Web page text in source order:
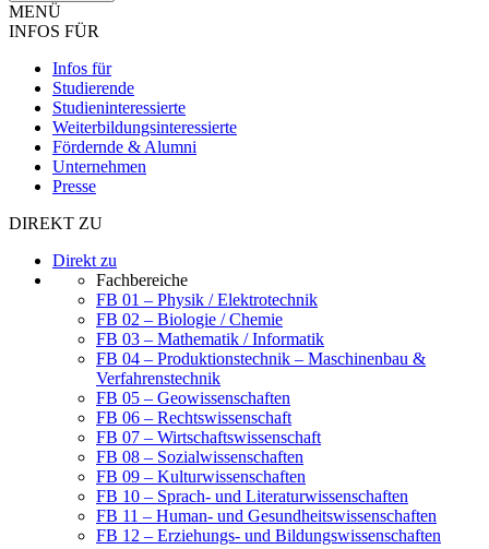
MENÜ
INFOS FÜR
Infos für
Studierende
Studieninteressierte
Weiterbildungsinteressierte
Fördernde & Alumni
Unternehmen
Presse
DIREKT ZU
Direkt zu
Fachbereiche
FB 01 – Physik / Elektrotechnik
FB 02 – Biologie / Chemie
FB 03 – Mathematik / Informatik
FB 04 – Produktionstechnik – Maschinenbau &
Verfahrenstechnik
FB 05 – Geowissenschaften
FB 06 – Rechtswissenschaft
FB 07 – Wirtschaftswissenschaft
FB 08 – Sozialwissenschaften
FB 09 – Kulturwissenschaften
FB 10 – Sprach- und Literaturwissenschaften
FB 11 – Human- und Gesundheitswissenschaften
FB 12 – Erziehungs- und Bildungswissenschaften